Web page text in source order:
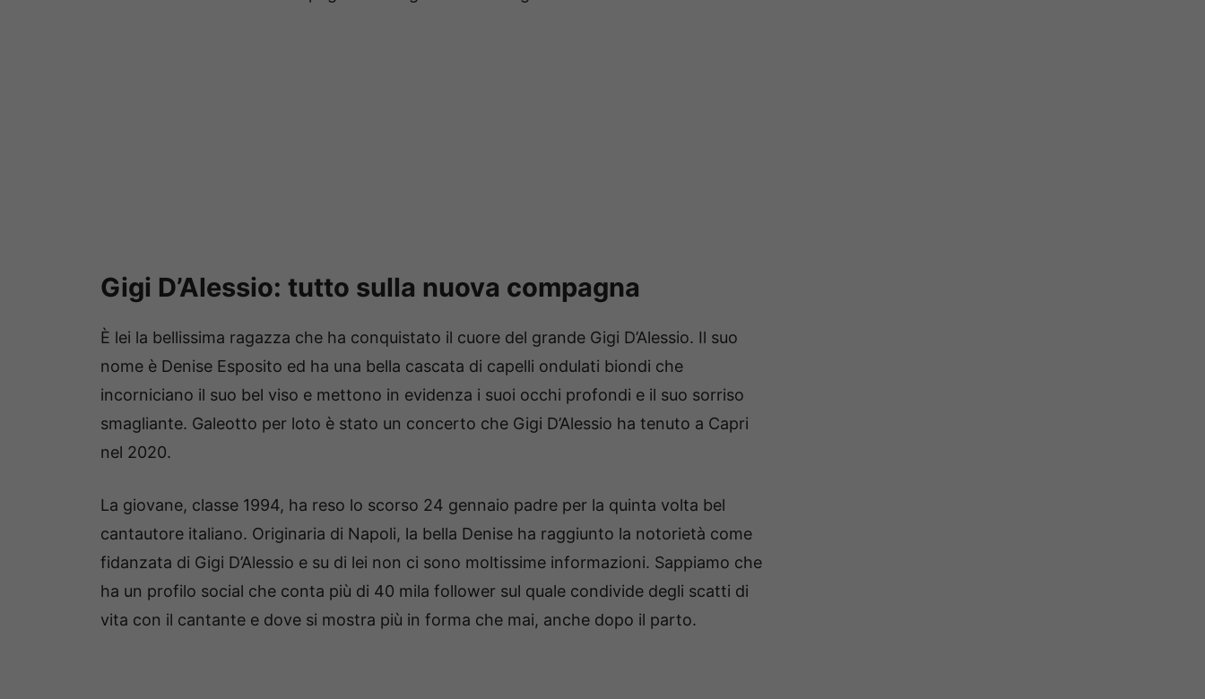
Gigi D’Alessio: tutto sulla nuova compagna
È lei la bellissima ragazza che ha conquistato il cuore del grande Gigi D’Alessio. Il suo
nome è Denise Esposito ed ha una bella cascata di capelli ondulati biondi che
incorniciano il suo bel viso e mettono in evidenza i suoi occhi profondi e il suo sorriso
smagliante. Galeotto per loto è stato un concerto che Gigi D’Alessio ha tenuto a Capri
nel 2020.
La giovane, classe 1994, ha reso lo scorso 24 gennaio padre per la quinta volta bel
cantautore italiano. Originaria di Napoli, la bella Denise ha raggiunto la notorietà come
fidanzata di Gigi D’Alessio e su di lei non ci sono moltissime informazioni. Sappiamo che
ha un profilo social che conta più di 40 mila follower sul quale condivide degli scatti di
vita con il cantante e dove si mostra più in forma che mai, anche dopo il parto.